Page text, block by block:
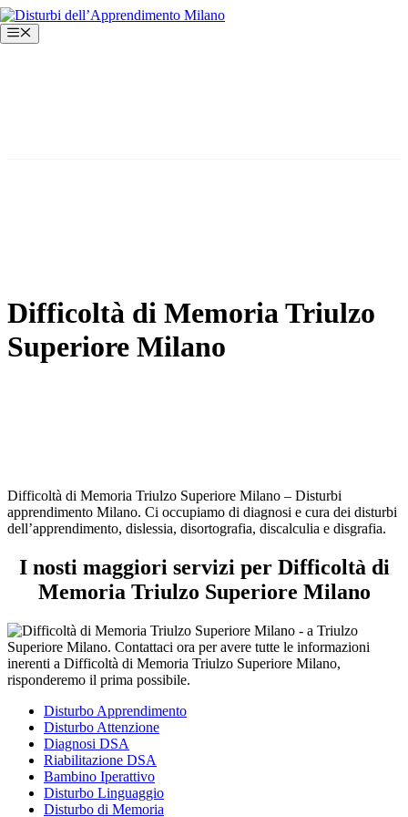
Vai
al
contenuto
Menu
Difficoltà di Memoria Triulzo
Superiore Milano
Difficoltà di Memoria Triulzo Superiore Milano – Disturbi
apprendimento Milano. Ci occupiamo di diagnosi e cura dei disturbi
dell’apprendimento, dislessia, disortografia, discalculia e disgrafia.
I nosti maggiori servizi per Difficoltà di
Memoria Triulzo Superiore Milano
Disturbo Apprendimento
Disturbo Attenzione
Diagnosi DSA
Riabilitazione DSA
Bambino Iperattivo
Disturbo Linguaggio
Disturbo di Memoria